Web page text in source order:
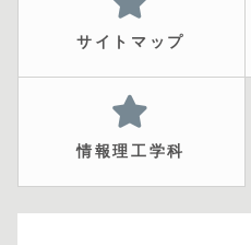
サイトマップ
情報理工学科